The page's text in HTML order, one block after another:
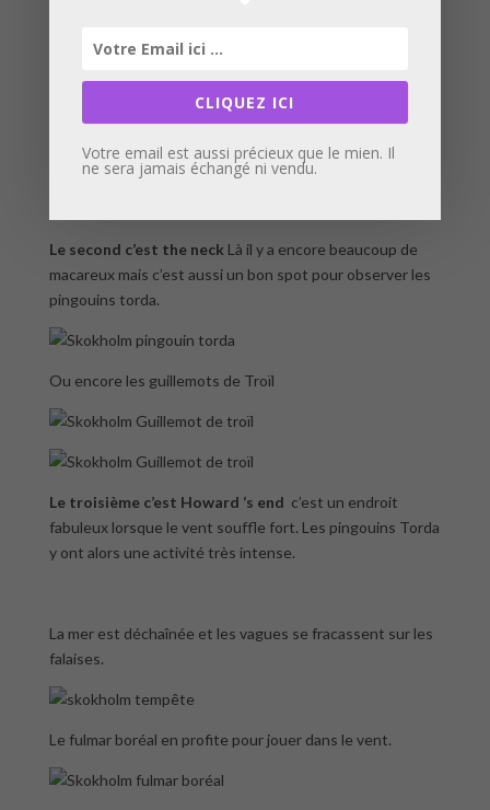
Le premier c’est Crab bay
aimer ce lieu. C’est le paradis des macareux. Ici ils sont
bien plus familiers que partout ailleurs sur l’île.
Certains n’hésitent pas à venir vous voir très près et
même vous tirer le bas du pantalon !
Le second c’est the neck Là il y a encore beaucoup de
macareux mais c’est aussi un bon spot pour observer les
pingouins torda.
Ou encore les guillemots de Troïl
Le troisième c’est Howard ‘s end c’est un endroit
fabuleux lorsque le vent souffle fort. Les pingouins Torda
y ont alors une activité très intense.
La mer est déchaînée et les vagues se fracassent sur les
falaises.
Le fulmar boréal en profite pour jouer dans le vent.
CLIQUEZ ICI
Votre email est aussi précieux que le mien. Il
ne sera jamais échangé ni vendu.